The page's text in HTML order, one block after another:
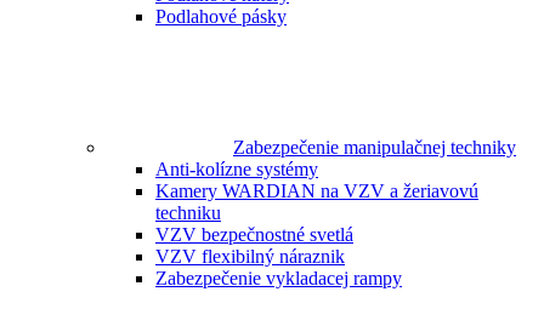
Podlahové pásky
Zabezpečenie manipulačnej techniky
Anti-kolízne systémy
Kamery WARDIAN na VZV a žeriavovú
techniku
VZV bezpečnostné svetlá
VZV flexibilný náraznik
Zabezpečenie vykladacej rampy